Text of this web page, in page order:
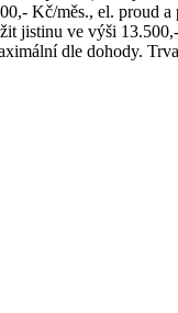
Kč/měs., el. proud
jistinu ve výši
dle dohody.